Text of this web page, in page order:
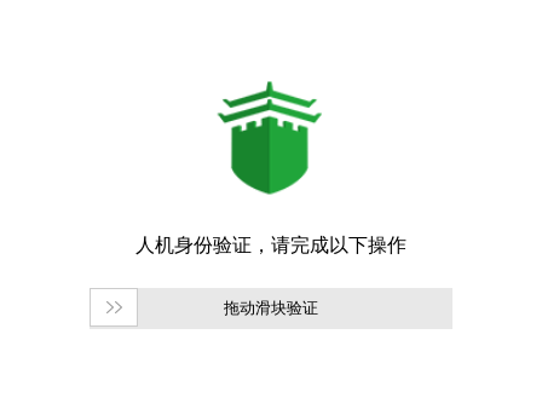
拖动滑块验证